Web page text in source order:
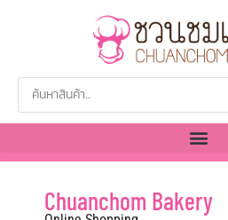
Chuanchom Bakery